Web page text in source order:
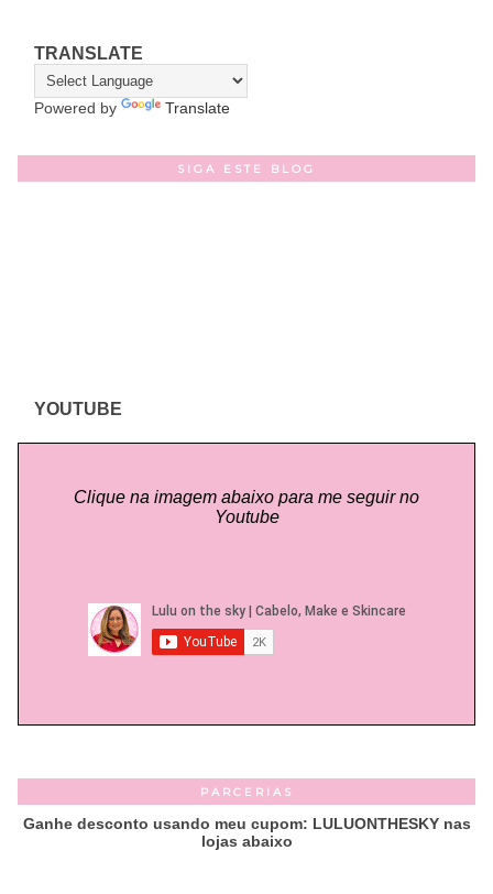
TRANSLATE
Powered by Translate
SIGA ESTE BLOG
YOUTUBE
Clique na imagem abaixo para me seguir no
Youtube
PARCERIAS
Ganhe desconto usando meu cupom: LULUONTHESKY nas
lojas abaixo